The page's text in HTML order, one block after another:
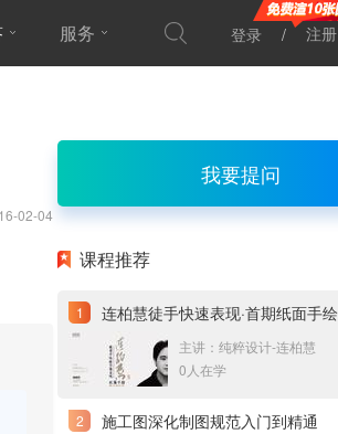
服务
效果表现
登录 注册
02-04
我要提问
课程推荐
主讲：纯粹设计-连柏慧
0人在学
施工图深化制图规范入门到精通